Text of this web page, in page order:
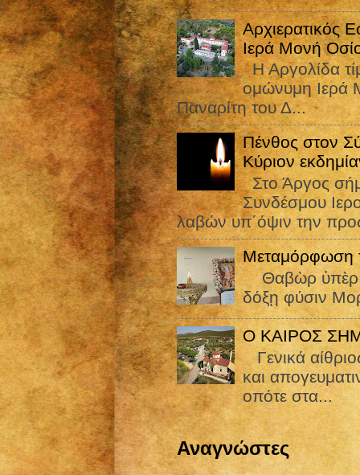
Αρχιερατικός
Ιερά Μονή
Η Αργολίδα
ομώνυμη Ιερά
Παναρίτη του Δ...
Πένθος στον
Κύριον
Στο Άργος
Συνδέσμου
λαβών υπ΄όψιν την
Μεταμόρφωση
Θαβὼρ ὑπὲρ
δόξῃ φύσιν
Ο ΚΑΙΡΟΣ
Γενικά
και
οπότε στα...
Αναγνώστες